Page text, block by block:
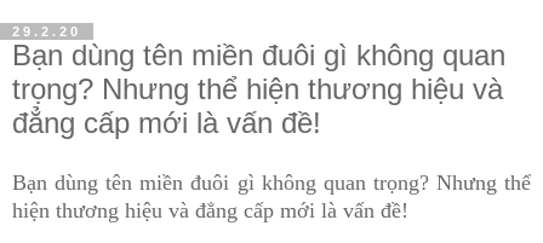
29.2.20
Bạn dùng tên miền đuôi gì không quan
trọng? Nhưng thể hiện thương hiệu và
đẳng cấp mới là vấn đề!
Bạn dùng tên miềnđuôi gì không quan trọng? Nhưng thể
hiện thương hiệu và đẳng cấp mới là vấn đề!